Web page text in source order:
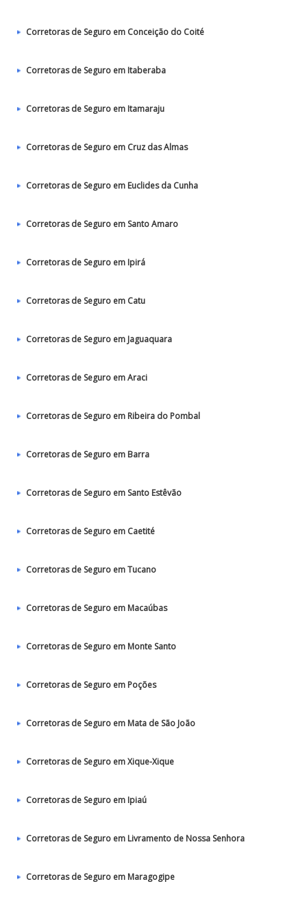
Corretoras de Seguro em Conceição do Coité
Corretoras de Seguro em Itaberaba
Corretoras de Seguro em Itamaraju
Corretoras de Seguro em Cruz das Almas
Corretoras de Seguro em Euclides da Cunha
Corretoras de Seguro em Santo Amaro
Corretoras de Seguro em Ipirá
Corretoras de Seguro em Catu
Corretoras de Seguro em Jaguaquara
Corretoras de Seguro em Araci
Corretoras de Seguro em Ribeira do Pombal
Corretoras de Seguro em Barra
Corretoras de Seguro em Santo Estêvão
Corretoras de Seguro em Caetité
Corretoras de Seguro em Tucano
Corretoras de Seguro em Macaúbas
Corretoras de Seguro em Monte Santo
Corretoras de Seguro em Poções
Corretoras de Seguro em Mata de São João
Corretoras de Seguro em Xique-Xique
Corretoras de Seguro em Ipiaú
Corretoras de Seguro em Livramento de Nossa Senhora
Corretoras de Seguro em Maragogipe